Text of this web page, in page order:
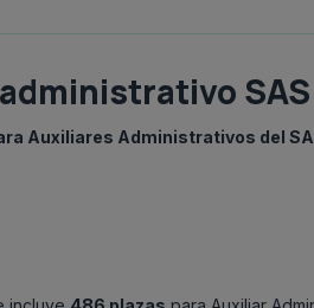
SAS
Auxiliares Administrativos del